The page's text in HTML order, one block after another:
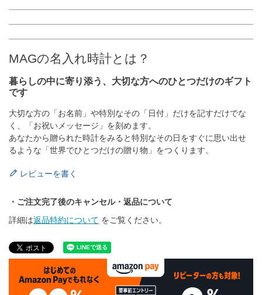
MAGの名入れ時計とは？
暮らしの中に寄り添う、大切な方へのひとつだけのギフト
です
大切な方の「お名前」や特別なその「日付」だけを記すだけでな
く、「お祝いメッセージ」を刻めます。
あなたから贈られた時計をみると特別なその日をすぐに思い出せ
るような「世界でひとつだけの贈り物」をつくります。
レビューを書く
・ご注文完了後のキャンセル・返品について
詳細は返品特約について をご覧ください。